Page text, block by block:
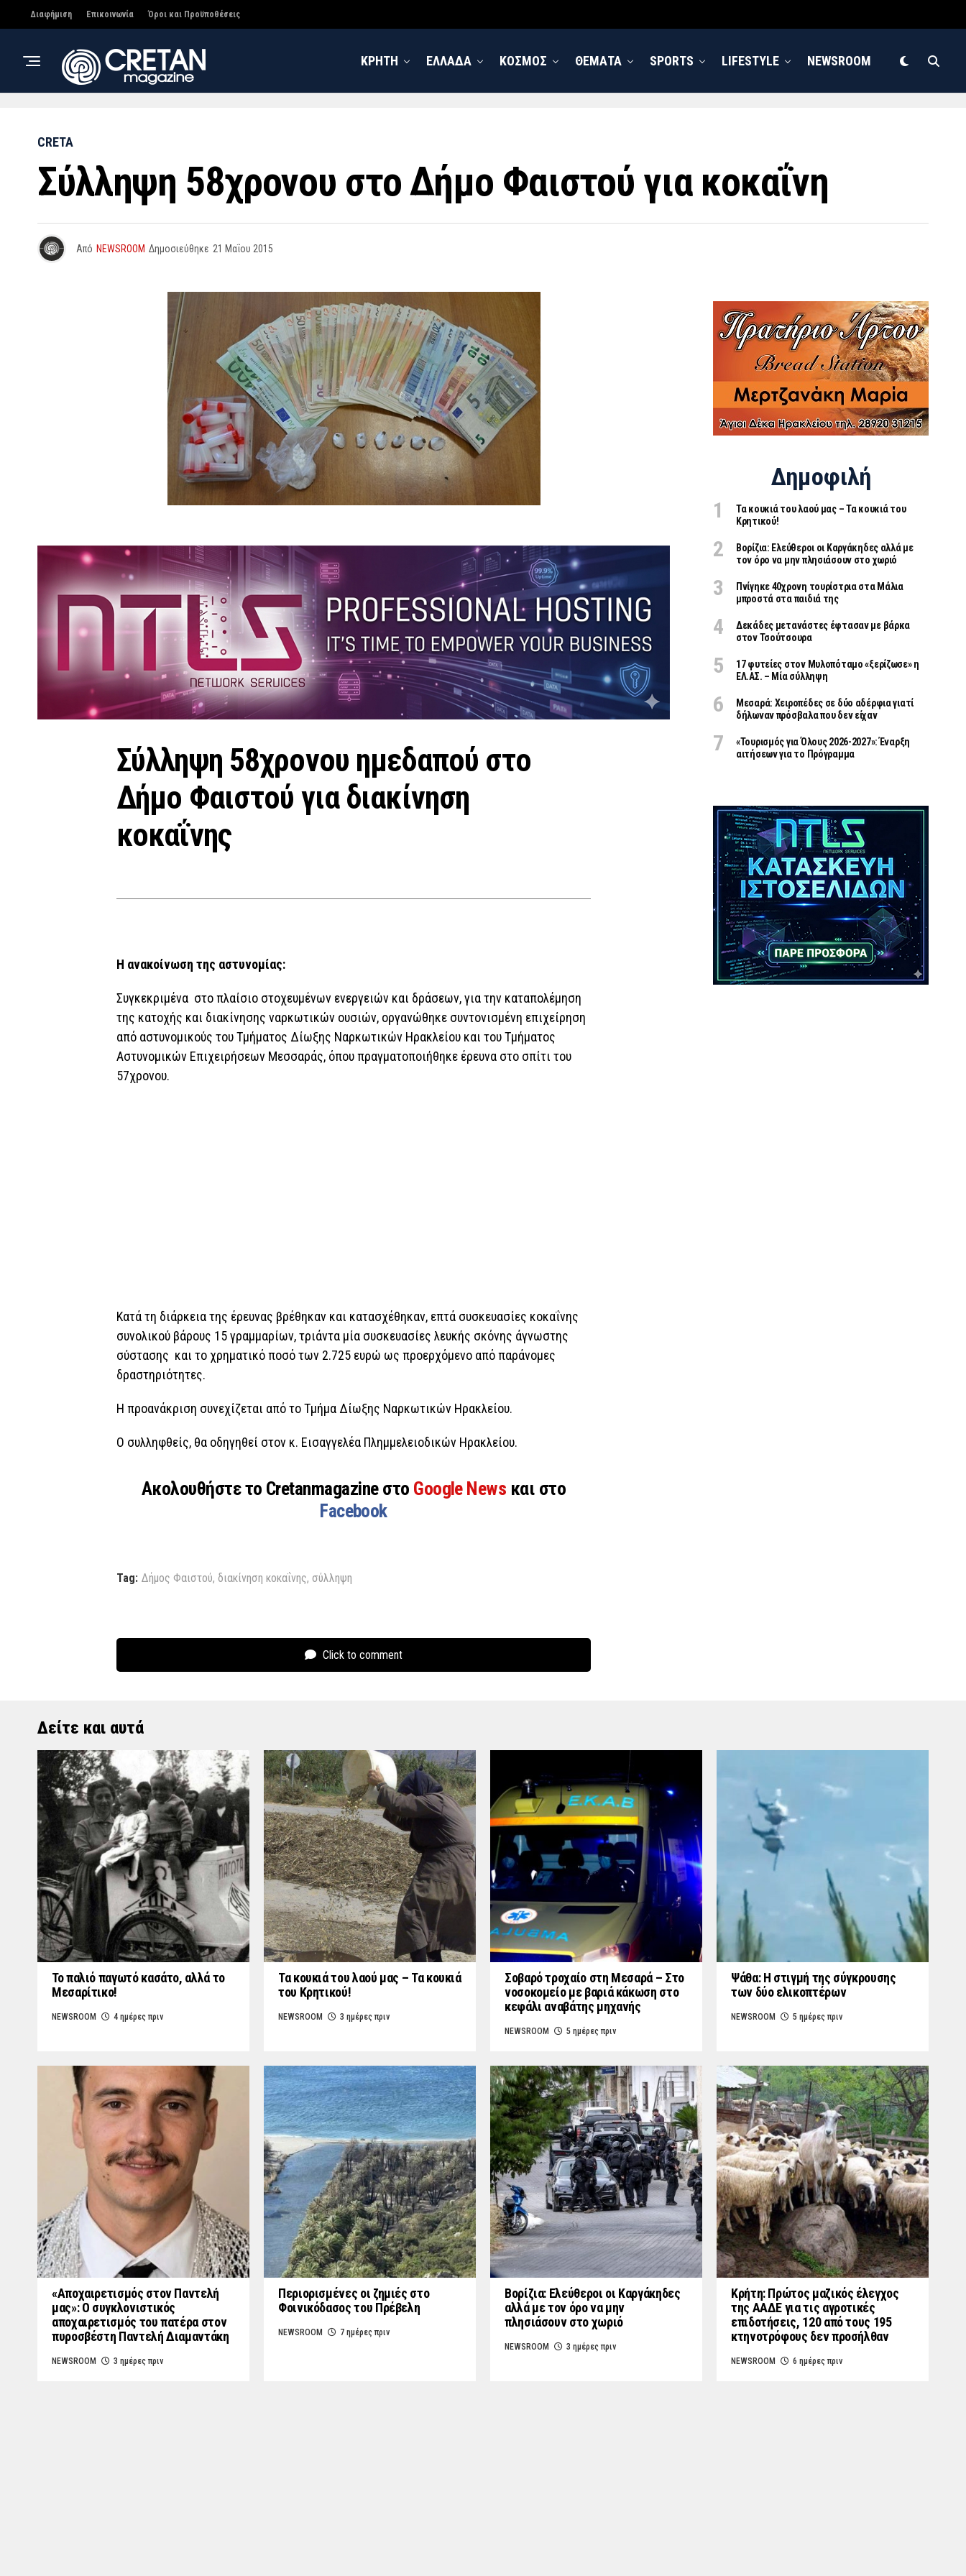
Διαφήμιση Επικοινωνία Όροι και Προϋποθέσεις
ΚΡΗΤΗ ΕΛΛΑΔΑ ΚΟΣΜΟΣ ΘΕΜΑΤΑ SPORTS LIFESTYLE NEWSROOM
CRETA
Σύλληψη 58χρονου στο Δήμο Φαιστού για κοκαΐνη
Από NEWSROOM Δημοσιεύθηκε 21 Μαΐου 2015
Σύλληψη 58χρονου ημεδαπού στο
Δήμο Φαιστού για διακίνηση
κοκαΐνης
Η ανακοίνωση της αστυνομίας:
Συγκεκριμένα στο πλαίσιο στοχευμένων ενεργειών και δράσεων, για την καταπολέμηση
της κατοχής και διακίνησης ναρκωτικών ουσιών, οργανώθηκε συντονισμένη επιχείρηση
από αστυνομικούς του Τμήματος Δίωξης Ναρκωτικών Ηρακλείου και του Τμήματος
Αστυνομικών Επιχειρήσεων Μεσσαράς, όπου πραγματοποιήθηκε έρευνα στο σπίτι του
57χρονου.
Κατά τη διάρκεια της έρευνας βρέθηκαν και κατασχέθηκαν, επτά συσκευασίες κοκαΐνης
συνολικού βάρους 15 γραμμαρίων, τριάντα μία συσκευασίες λευκής σκόνης άγνωστης
σύστασης και το χρηματικό ποσό των 2.725 ευρώ ως προερχόμενο από παράνομες
δραστηριότητες.
Η προανάκριση συνεχίζεται από το Τμήμα Δίωξης Ναρκωτικών Ηρακλείου.
Ο συλληφθείς, θα οδηγηθεί στον κ. Εισαγγελέα Πλημμελειοδικών Ηρακλείου.
Ακολουθήστε το Cretanmagazine στο Google News και στο
Facebook
Tag: Δήμος Φαιστού, διακίνηση κοκαΐνης, σύλληψη
Click to comment
Δημοφιλή
Τα κουκιά του λαού μας – Τα κουκιά του
Κρητικού!
Βορίζια: Ελεύθεροι οι Καργάκηδες αλλά με
τον όρο να μην πλησιάσουν στο χωριό
Πνίγηκε 40χρονη τουρίστρια στα Μάλια
μπροστά στα παιδιά της
Δεκάδες μετανάστες έφτασαν με βάρκα
στον Τσούτσουρα
17 φυτείες στον Μυλοπόταμο «ξερίζωσε» η
ΕΛ.ΑΣ. – Μία σύλληψη
Μεσαρά: Χειροπέδες σε δύο αδέρφια γιατί
δήλωναν πρόσβαλα που δεν είχαν
«Τουρισμός για Όλους 2026-2027»: Έναρξη
αιτήσεων για το Πρόγραμμα
Δείτε και αυτά
Το παλιό παγωτό κασάτο, αλλά το
Μεσαρίτικο!
NEWSROOM 4 ημέρες πριν
Τα κουκιά του λαού μας – Τα κουκιά
του Κρητικού!
NEWSROOM 3 ημέρες πριν
Σοβαρό τροχαίο στη Μεσαρά – Στο
νοσοκομείο με βαριά κάκωση στο
κεφάλι αναβάτης μηχανής
NEWSROOM 5 ημέρες πριν
Ψάθα: Η στιγμή της σύγκρουσης
των δύο ελικοπτέρων
NEWSROOM 5 ημέρες πριν
«Aποχαιρετισμός στον Παντελή
μας»: Ο συγκλονιστικός
αποχαιρετισμός του πατέρα στον
πυροσβέστη Παντελή Διαμαντάκη
NEWSROOM 3 ημέρες πριν
Περιορισμένες οι ζημιές στο
Φοινικόδασος του Πρέβελη
NEWSROOM 7 ημέρες πριν
Βορίζια: Ελεύθεροι οι Καργάκηδες
αλλά με τον όρο να μην
πλησιάσουν στο χωριό
NEWSROOM 3 ημέρες πριν
Κρήτη: Πρώτος μαζικός έλεγχος
της ΑΑΔΕ για τις αγροτικές
επιδοτήσεις, 120 από τους 195
κτηνοτρόφους δεν προσήλθαν
NEWSROOM 6 ημέρες πριν